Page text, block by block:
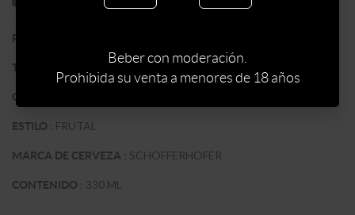
PAIS
TIPO DE CERVEZA :IMPORTADA
COLOR
ESTILO : FRUTAL
MARCA DE CERVEZA : SCHOFFERHOFER
CONTENIDO : 330 ML
Beber con moderación.
Prohibida su venta a menores de 18 años